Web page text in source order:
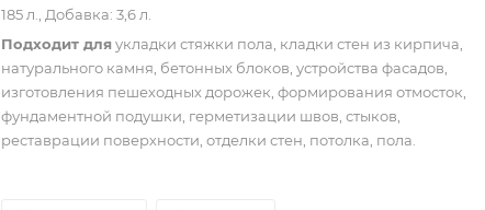
185 л., Добавка: 3,6 л.
Подходит для укладки стяжки пола, кладки стен из кирпича,
натурального камня, бетонных блоков, устройства фасадов,
изготовления пешеходных дорожек, формирования отмосток,
фундаментной подушки, герметизации швов, стыков,
реставрации поверхности, отделки стен, потолка, пола.